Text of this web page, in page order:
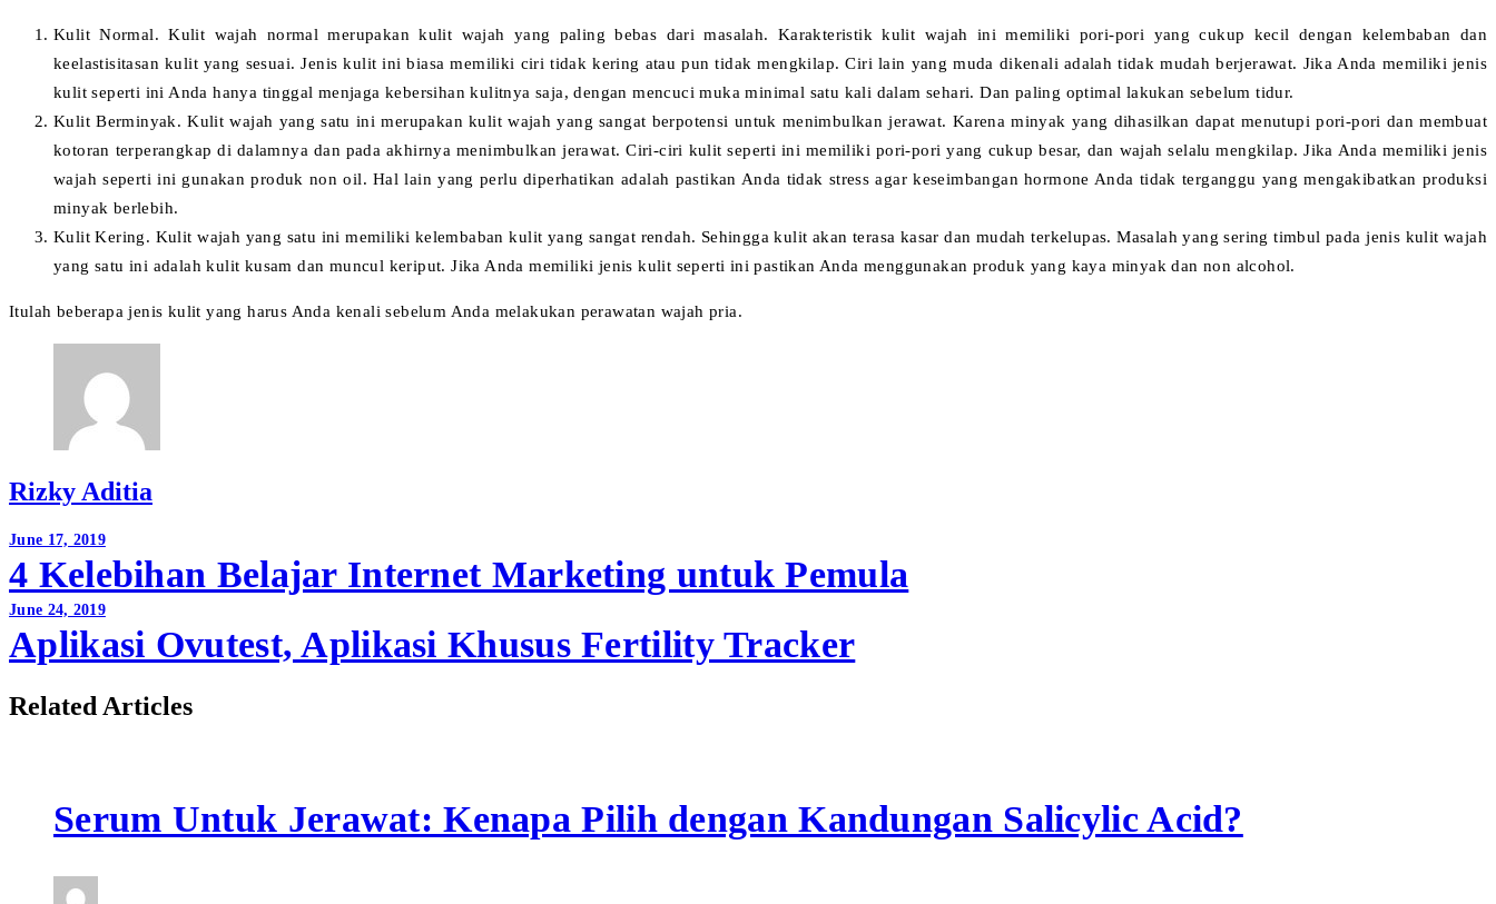
Kulit Normal. Kulit wajah normal merupakan kulit wajah yang paling bebas dari masalah. Karakteristik kulit wajah ini memiliki pori-pori yang cukup kecil dengan kelembaban dan
keelastisitasan kulit yang sesuai. Jenis kulit ini biasa memiliki ciri tidak kering atau pun tidak mengkilap. Ciri lain yang muda dikenali adalah tidak mudah berjerawat. Jika Anda memiliki jenis
kulit seperti ini Anda hanya tinggal menjaga kebersihan kulitnya saja, dengan mencuci muka minimal satu kali dalam sehari. Dan paling optimal lakukan sebelum tidur.
Kulit Berminyak. Kulit wajah yang satu ini merupakan kulit wajah yang sangat berpotensi untuk menimbulkan jerawat. Karena minyak yang dihasilkan dapat menutupi pori-pori dan membuat
kotoran terperangkap di dalamnya dan pada akhirnya menimbulkan jerawat. Ciri-ciri kulit seperti ini memiliki pori-pori yang cukup besar, dan wajah selalu mengkilap. Jika Anda memiliki jenis
wajah seperti ini gunakan produk non oil. Hal lain yang perlu diperhatikan adalah pastikan Anda tidak stress agar keseimbangan hormone Anda tidak terganggu yang mengakibatkan produksi
minyak berlebih.
Kulit Kering. Kulit wajah yang satu ini memiliki kelembaban kulit yang sangat rendah. Sehingga kulit akan terasa kasar dan mudah terkelupas. Masalah yang sering timbul pada jenis kulit wajah
yang satu ini adalah kulit kusam dan muncul keriput. Jika Anda memiliki jenis kulit seperti ini pastikan Anda menggunakan produk yang kaya minyak dan non alcohol.
Itulah beberapa jenis kulit yang harus Anda kenali sebelum Anda melakukan perawatan wajah pria.
Rizky Aditia
Post
navigation
June 17, 2019
4 Kelebihan Belajar Internet Marketing untuk Pemula
June 24, 2019
Aplikasi Ovutest, Aplikasi Khusus Fertility Tracker
Related Articles
Serum Untuk Jerawat: Kenapa Pilih dengan Kandungan Salicylic Acid?